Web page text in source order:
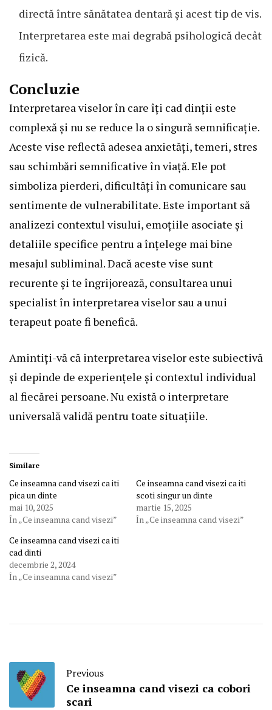
directă între sănătatea dentară și acest tip de vis.
Interpretarea este mai degrabă psihologică decât
fizică.
Concluzie
Interpretarea viselor în care îți cad dinții este
complexă și nu se reduce la o singură semnificație.
Aceste vise reflectă adesea anxietăți, temeri, stres
sau schimbări semnificative în viață. Ele pot
simboliza pierderi, dificultăți în comunicare sau
sentimente de vulnerabilitate. Este important să
analizezi contextul visului, emoțiile asociate și
detaliile specifice pentru a înțelege mai bine
mesajul subliminal. Dacă aceste vise sunt
recurente și te îngrijorează, consultarea unui
specialist în interpretarea viselor sau a unui
terapeut poate fi benefică.
Amintiți-vă că interpretarea viselor este subiectivă
și depinde de experiențele și contextul individual
al fiecărei persoane. Nu există o interpretare
universală validă pentru toate situațiile.
Similare
Ce inseamna cand visezi ca iti
pica un dinte
mai 10, 2025
În „Ce inseamna cand visezi”
Ce inseamna cand visezi ca iti
scoti singur un dinte
martie 15, 2025
În „Ce inseamna cand visezi”
Ce inseamna cand visezi ca iti
cad dinti
decembrie 2, 2024
În „Ce inseamna cand visezi”
Previous
Ce inseamna cand visezi ca cobori
scari